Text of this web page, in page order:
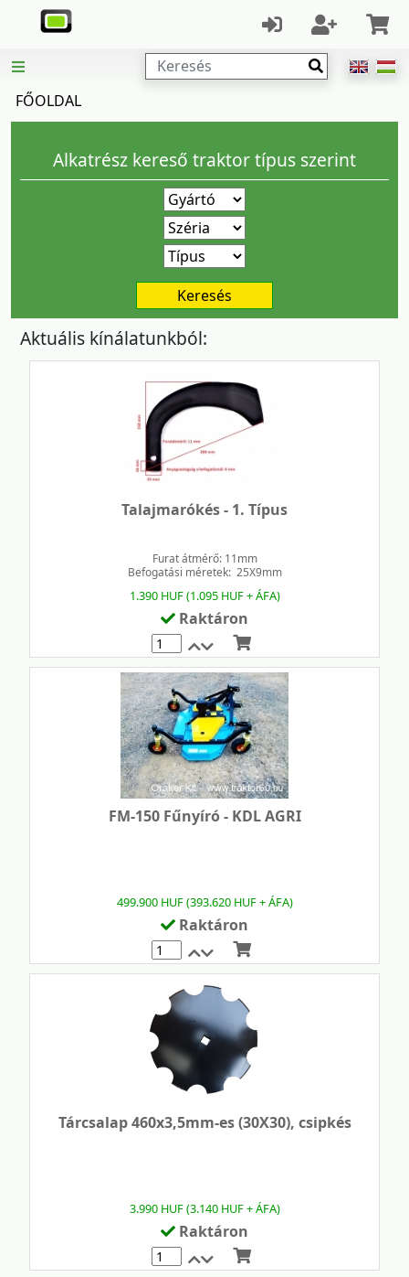
Keresés
FŐOLDAL
Alkatrész kereső traktor típus szerint
Gyártó
Széria
Típus
Keresés
Aktuális kínálatunkból:
Talajmarókés - 1. Típus
Furat átmérő: 11mm
Befogatási méretek: 25X9mm
1.390 HUF (1.095 HUF + ÁFA)
Raktáron
Mennyiség
FM-150 Fűnyíró - KDL AGRI
499.900 HUF (393.620 HUF + ÁFA)
Raktáron
Mennyiség
Tárcsalap 460x3,5mm-es (30X30), csipkés
3.990 HUF (3.140 HUF + ÁFA)
Raktáron
Mennyiség